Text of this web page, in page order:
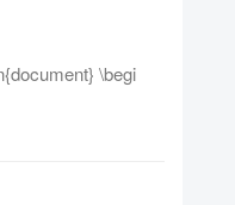
\begi